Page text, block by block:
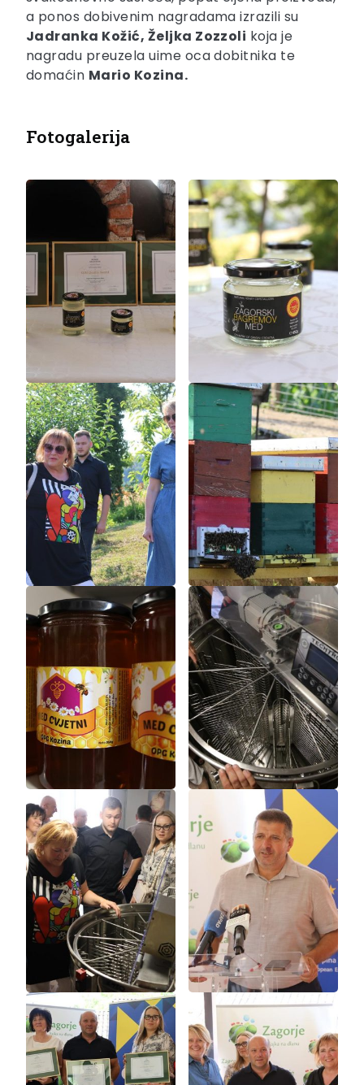
a ponos dobivenim nagradama izrazili su
Jadranka Kožić, Željka Zozzoli koja je
nagradu preuzela uime oca dobitnika te
domaćin Mario Kozina.
Fotogalerija